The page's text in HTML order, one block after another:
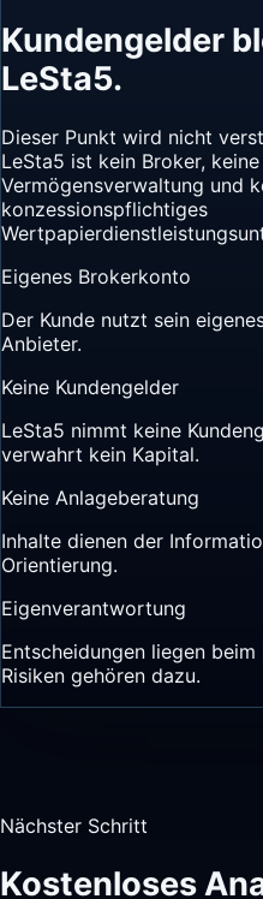
Kundengelder
LeSta5.
Dieser Punkt wird nicht
LeSta5 ist kein Broker,
Vermögensverwaltung und
konzessionspflichtiges
Eigenes Brokerkonto
Der Kunde nutzt sein
Anbieter.
Keine Kundengelder
LeSta5 nimmt keine
verwahrt kein Kapital.
Keine Anlageberatung
Inhalte dienen der
Orientierung.
Eigenverantwortung
Entscheidungen liegen beim
Risiken gehören dazu.
Nächster Schritt
Kostenloses